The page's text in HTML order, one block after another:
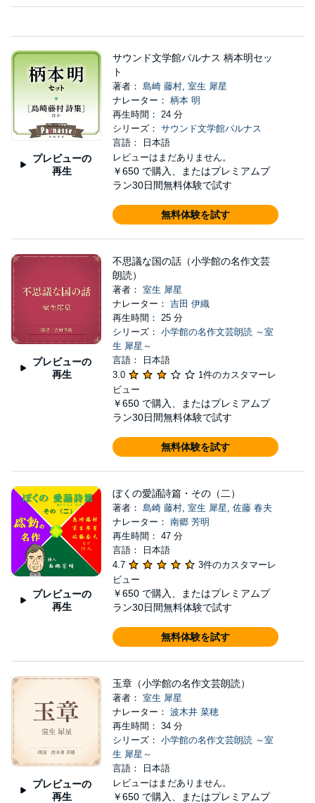
プレビューの
再生
サウンド文学館パルナス 柄本明セッ
ト
著者： 島崎 藤村, 室生 犀星
ナレーター： 柄本 明
再生時間： 24 分
シリーズ： サウンド文学館パルナス
言語： 日本語
レビューはまだありません。
￥650 で購入、またはプレミアムプ
ラン30日間無料体験で試す
無料体験を試す
プレビューの
再生
不思議な国の話（小学館の名作文芸
朗読）
著者： 室生 犀星
ナレーター： 吉田 伊織
再生時間： 25 分
シリーズ： 小学館の名作文芸朗読 ～室
生 犀星～
言語： 日本語
3.0
1件のカスタマーレ
ビュー
￥650 で購入、またはプレミアムプ
ラン30日間無料体験で試す
無料体験を試す
プレビューの
再生
ぼくの愛誦詩篇・その（二）
著者： 島崎 藤村, 室生 犀星 佐藤 春夫
ナレーター： 南郷 芳明
再生時間： 47 分
言語： 日本語
4.7
3件のカスタマーレ
ビュー
￥650 で購入、またはプレミアムプ
ラン30日間無料体験で試す
無料体験を試す
プレビューの
再生
玉章（小学館の名作文芸朗読）
著者： 室生 犀星
ナレーター： 波木井 菜穂
再生時間： 34 分
シリーズ： 小学館の名作文芸朗読 ～室
生 犀星～
言語： 日本語
レビューはまだありません。
￥650 で購入、またはプレミアムプ